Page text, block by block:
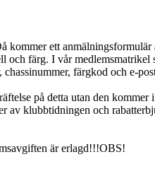
kommer ett
och färg. I vår
färgkod och e-
på detta utan den
av klubbtidningen och
är erlagd!!!OBS!